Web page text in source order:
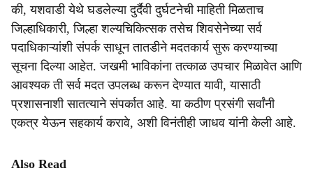
की, यशवाडी येथे घडलेल्या दुर्दैवी दुर्घटनेची माहिती मिळताच
जिल्हाधिकारी, जिल्हा शल्यचिकित्सक तसेच शिवसेनेच्या सर्व
पदाधिकाऱ्यांशी संपर्क साधून तातडीने मदतकार्य सुरू करण्याच्या
सूचना दिल्या आहेत. जखमी भाविकांना तत्काळ उपचार मिळावेत आणि
आवश्यक ती सर्व मदत उपलब्ध करून देण्यात यावी, यासाठी
प्रशासनाशी सातत्याने संपर्कात आहे. या कठीण प्रसंगी सर्वांनी
एकत्र येऊन सहकार्य करावे, अशी विनंतीही जाधव यांनी केली आहे.
Also Read